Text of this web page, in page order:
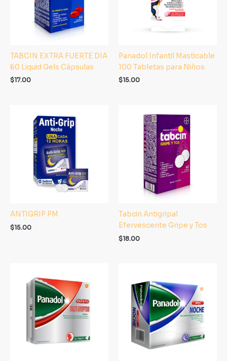
TABCIN EXTRA FUERTE DIA
60 Liquid Gels Cápsulas
$17.00
Panadol Infantil Masticable
100 Tabletas para Niños
$15.00
ANTIGRIP PM
$15.00
Tabcin Antigripal
Efervescente Gripe y Tos
$18.00